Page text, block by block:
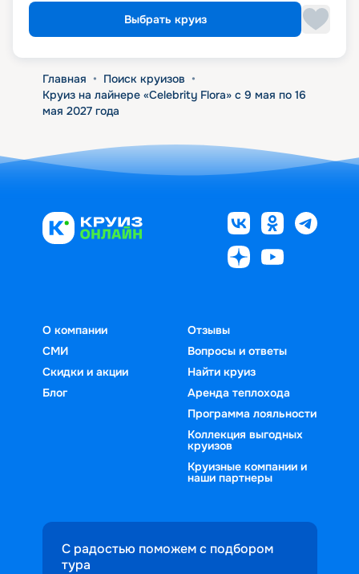
Выбрать круиз
Главная • Поиск круизов •
Круиз на лайнере «Celebrity Flora» с 9 мая по 16
мая 2027 года
О компании
СМИ
Скидки и акции
Блог
Отзывы
Вопросы и ответы
Найти круиз
Аренда теплохода
Программа лояльности
Коллекция выгодных
круизов
Круизные компании и
наши партнеры
С радостью поможем с подбором
тура